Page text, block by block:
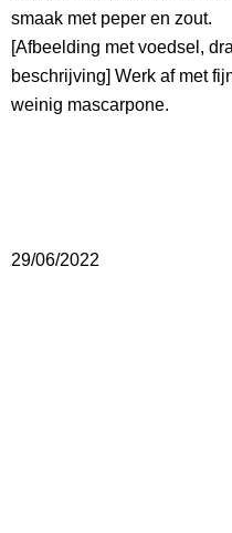
smaak met peper en zout.
[Afbeelding met voedsel,
beschrijving] Werk af met
weinig mascarpone.
29/06/2022